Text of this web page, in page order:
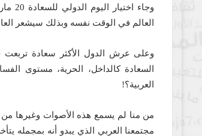
العالم في الوقت نفسه وبذلك سيشعر
وعلى عرش الدول الأكثر سعادة تربعت
السعادة كالداخل، الحرية، مستوى
العربية؟!
من منا لم يسمع هذه الأصوات وغيرها من
مجتمعنا العربي الذي يبدو أنه بمجمله